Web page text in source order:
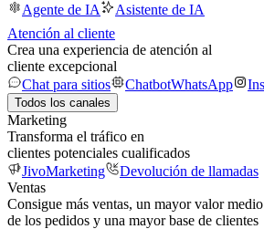
Agente de IA
Asistente de IA
Atención al cliente
Crea una experiencia de atención al
cliente excepcional
Chat para sitios
ChatbotWhatsApp
Todos los canales
Marketing
Transforma el tráfico en
clientes potenciales cualificados
JivoMarketing
Devolución de llamadas
Ventas
Consigue más ventas, un mayor valor medio
de los pedidos y una mayor base de clientes